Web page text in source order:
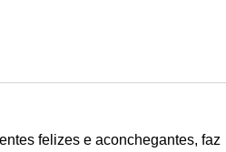
felizes e aconchegantes, faz